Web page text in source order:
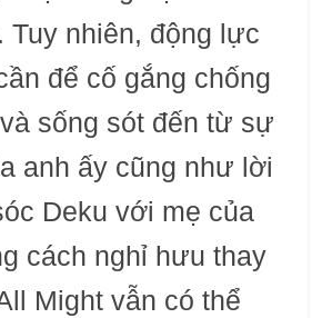
Tuy nhiên, động lực
để cố gắng chống
sống sót đến từ sự
anh ấy cũng như lời
Deku với mẹ của
cách nghỉ hưu thay
Might vẫn có thể